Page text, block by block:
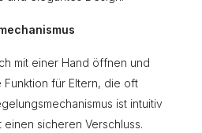
mit einer Hand öffnen und
für Eltern, die oft
ist intuitiv
sicheren Verschluss.